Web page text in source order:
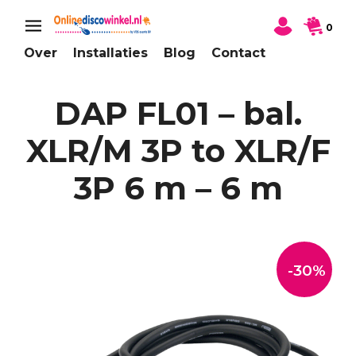
Over Installaties Blog Contact
0
DAP FL01 – bal.
XLR/M 3P to XLR/F
3P 6 m – 6 m
-30%